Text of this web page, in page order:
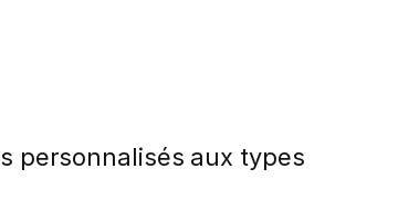
personnalisés aux types